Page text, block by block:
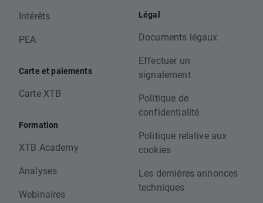
Intérêts
PEA
Carte et paiements
Carte XTB
Formation
XTB Academy
Analyses
Webinaires
Légal
Documents légaux
Effectuer un
signalement
Politique de
confidentialité
Politique relative aux
cookies
Les dernières annonces
techniques